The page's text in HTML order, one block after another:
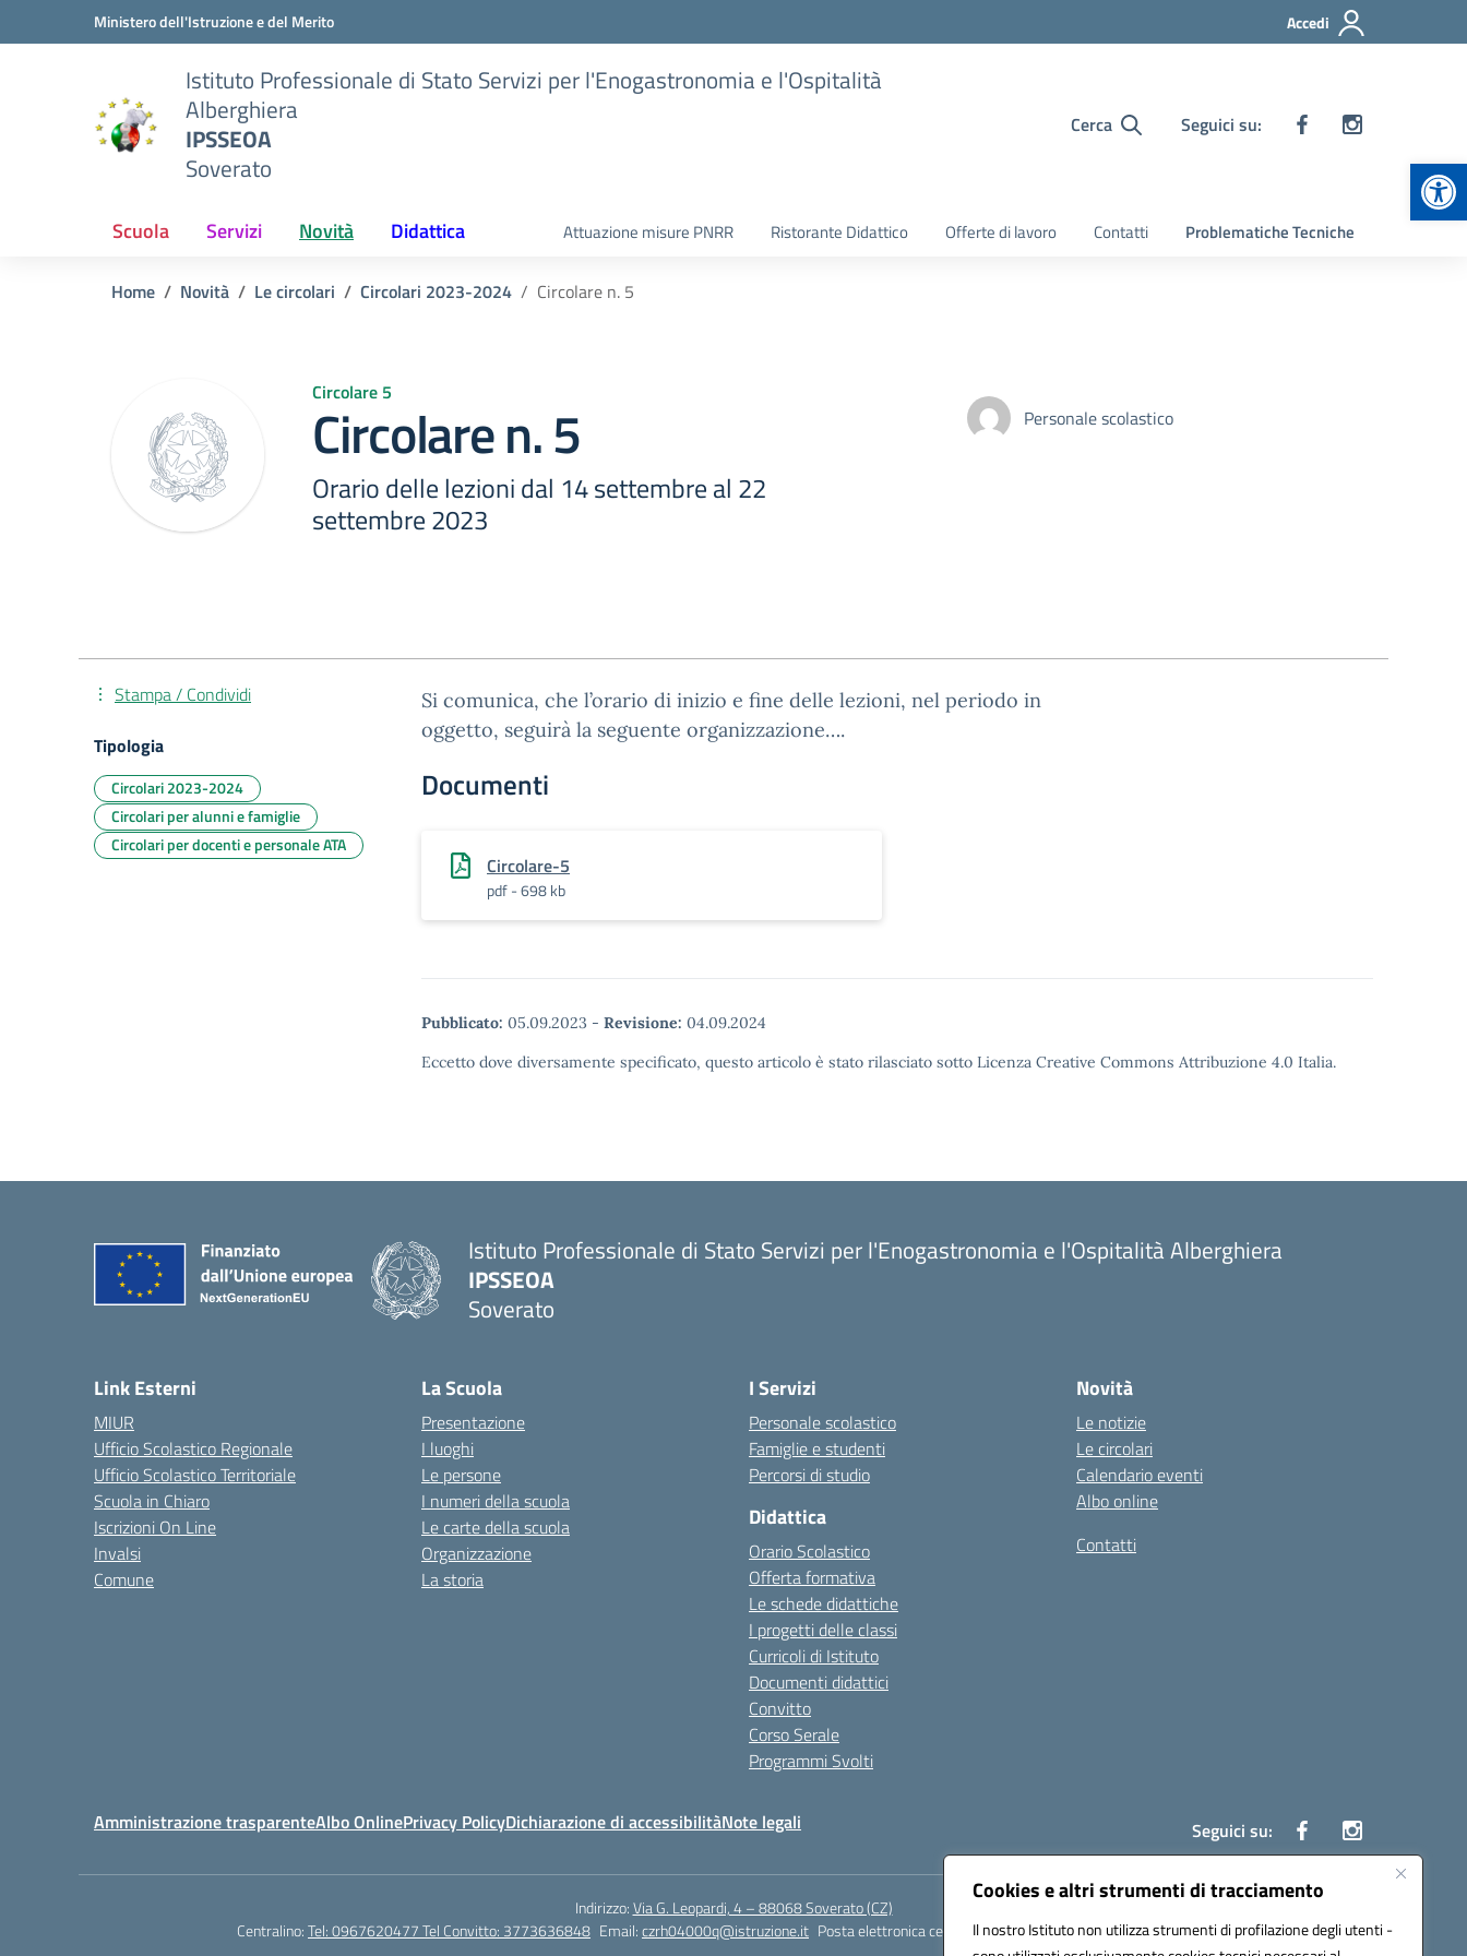
Cookies e altri strumenti di tracciamento
Il nostro Istituto non utilizza strumenti di profilazione degli utenti -
Vai ai contenuti
Vai al menu di navigazioneMinistero dell'Istruzione e del Merito Accedi
Istituto Professionale di Stato Servizi per l'Enogastronomia e l'Ospitalità
Alberghiera
IPSSEOA
Soverato
Cerca Seguici su:
Scuola Servizi Novità Didattica Attuazione misure PNRR Ristorante Didattico Offerte di lavoro Contatti Problematiche Tecniche
Home Novità Le circolari Circolari 2023-2024 Circolare n. 5
Circolare 5
Circolare n. 5
Orario delle lezioni dal 14 settembre al 22
settembre 2023
Personale scolastico
Si comunica, che l’orario di inizio e fine delle lezioni, nel periodo in
oggetto, seguirà la seguente organizzazione….
Documenti
Circolare-5
pdf - 698 kb
Pubblicato: 05.09.2023 - Revisione: 04.09.2024
Eccetto dove diversamente specificato, questo articolo è stato rilasciato sotto Licenza Creative Commons Attribuzione 4.0 Italia.
Stampa / Condividi
Tipologia
Circolari 2023-2024
Circolari per alunni e famiglie
Circolari per docenti e personale ATA
Istituto Professionale di Stato Servizi per l'Enogastronomia e l'Ospitalità Alberghiera
IPSSEOA
Soverato
Link Esterni
MIUR
Ufficio Scolastico Regionale
Ufficio Scolastico Territoriale
Scuola in Chiaro
Iscrizioni On Line
Invalsi
Comune
La Scuola
Presentazione
I luoghi
Le persone
I numeri della scuola
Le carte della scuola
Organizzazione
La storia
I Servizi
Personale scolastico
Famiglie e studenti
Percorsi di studio
Didattica
Orario Scolastico
Offerta formativa
Le schede didattiche
I progetti delle classi
Curricoli di Istituto
Documenti didattici
Convitto
Corso Serale
Programmi Svolti
Novità
Le notizie
Le circolari
Calendario eventi
Albo online
Contatti
Amministrazione trasparenteAlbo OnlinePrivacy PolicyDichiarazione di accessibilitàNote legali Seguici su:
Indirizzo:Via G. Leopardi, 4 – 88068 Soverato (CZ)
Centralino:Tel: 0967620477 Tel Convitto: 3773636848 Email:czrh04000q@istruzione.it Posta elettronica certificata (PEC):czrh04000q@pec.istruzione.it